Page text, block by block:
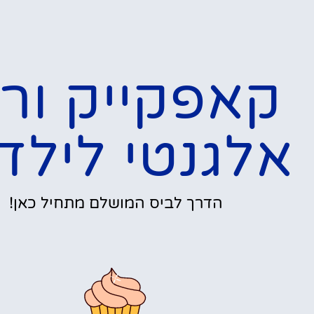
קאפקייק
אלגנטי
הדרך לביס המושלם מתחיל כאן!